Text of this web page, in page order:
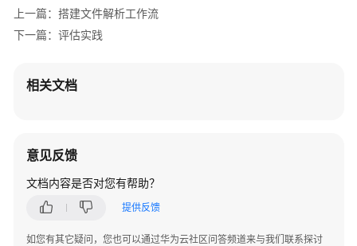
上一篇：搭建文件解析工作流
下一篇：评估实践
相关文档
意见反馈
文档内容是否对您有帮助？
提供反馈
如您有其它疑问，您也可以通过华为云社区问答频道来与我们联系探讨